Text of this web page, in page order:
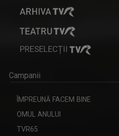
PRESELECȚII
Campanii
ÎMPREUNĂ FACEM BINE
OMUL ANULUI
TVR65